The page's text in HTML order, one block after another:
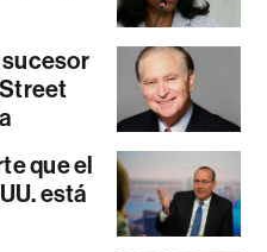
sucesor
que el
está